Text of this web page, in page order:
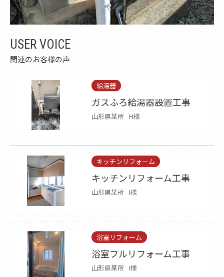
USER VOICE
関連のお客様の声
給湯器
ガスふろ給湯器設置工事
山形県某所 H様
キッチンリフォーム
キッチンリフォーム工事
山形県某所 I様
浴室リフォーム
浴室フルリフォーム工事
山形県某所 I様